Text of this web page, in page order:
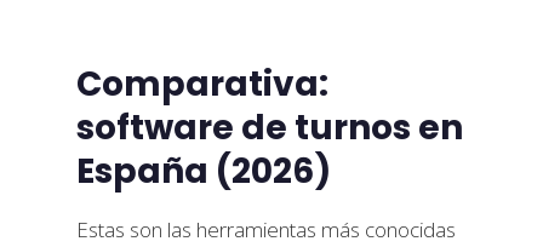
Comparativa:
software de turnos en
España (2026)
Estas son las herramientas más conocidas